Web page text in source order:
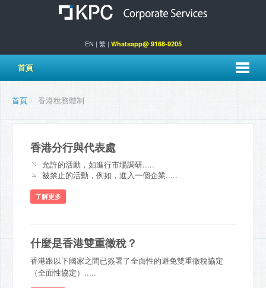
EN | 繁| Whatsapp@ 9168-9205
首頁
首頁 / 香港稅務體制
香港分行與代表處
允許的活動，如進行市場調研.....
被禁止的活動，例如，進入一個企業.....
了解更多
什麼是香港雙重徵稅？
香港跟以下國家之間已簽署了全面性的避免雙重徵稅協定
（全面性協定）.....